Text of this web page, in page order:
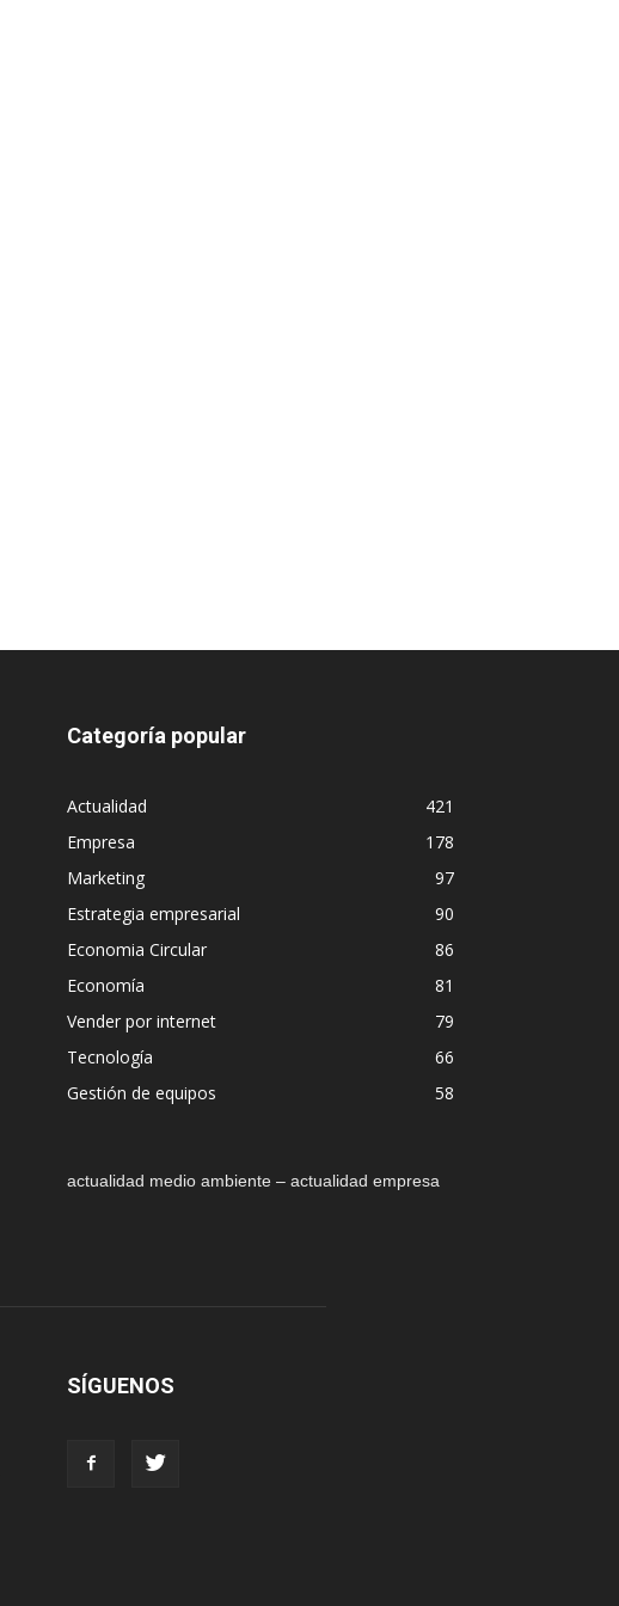
Categoría popular
Actualidad
421
Empresa
178
Marketing
97
Estrategia empresarial
90
Economia Circular
86
Economía
81
Vender por internet
79
Tecnología
66
Gestión de equipos
58
actualidad medio ambiente – actualidad empresa
SÍGUENOS